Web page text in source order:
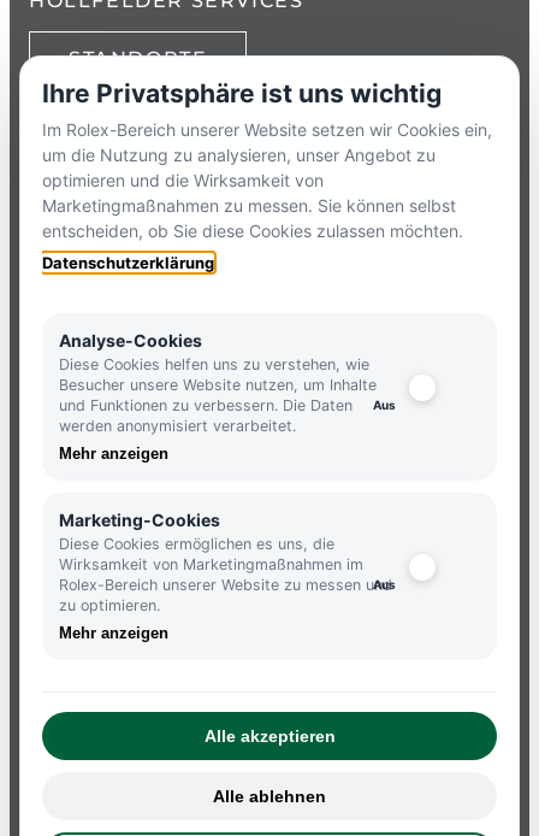
STANDORTE
+49 8386 3729790
ZUMKONTAKTFORMULAR
HOLLFELDER
JETZT ANMELDEN UND KEINE
NEUIGKEITEN MEHR VERPASSEN.
IMPRESSUM
DATENSCHUTZBESTIMMUNGEN
Ihre Privatsphäre ist uns wichtig
Im Rolex-Bereich unserer Website setzen wir Cookies ein,
um die Nutzung zu analysieren, unser Angebot zu
optimieren und die Wirksamkeit von
Marketingmaßnahmen zu messen. Sie können selbst
entscheiden, ob Sie diese Cookies zulassen möchten.
Datenschutzerklärung
Analyse-Cookies
Diese Cookies helfen uns zu verstehen, wie
Besucher unsere Website nutzen, um Inhalte
und Funktionen zu verbessern. Die Daten
werden anonymisiert verarbeitet.
Mehr anzeigen
Marketing-Cookies
Diese Cookies ermöglichen es uns, die
Wirksamkeit von Marketingmaßnahmen im
Rolex-Bereich unserer Website zu messen und
zu optimieren.
Mehr anzeigen
Alle akzeptieren
Alle ablehnen